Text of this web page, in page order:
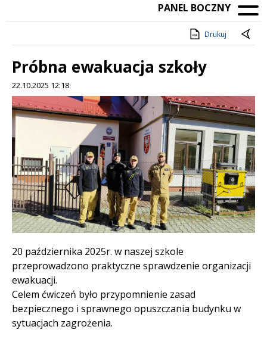
PANEL BOCZNY
Drukuj
Próbna ewakuacja szkoły
22.10.2025 12:18
Treść
20 października 2025r. w naszej szkole
przeprowadzono praktyczne sprawdzenie organizacji
ewakuacji.
Celem ćwiczeń było przypomnienie zasad
bezpiecznego i sprawnego opuszczania budynku w
sytuacjach zagrożenia.